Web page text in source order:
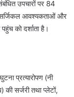
उपचारों पर 84
आवश्यकताओं और
को दर्शाता है।
प्रत्यारोपण (नी
सर्जरी तथा प्लेटों,